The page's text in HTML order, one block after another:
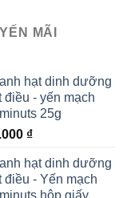
MÃI
hạt dinh dưỡng
điều - yến mạch
25g
₫
hạt dinh dưỡng
điều - Yến mạch